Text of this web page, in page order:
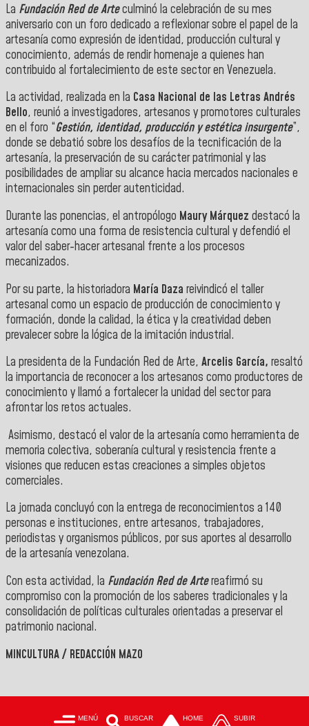
La Fundación Red de Arteculminó la celebración de su mes
aniversario con un foro dedicado a reflexionar sobre el papel de la
artesanía como expresión de identidad, producción cultural y
conocimiento, además de rendir homenaje a quienes han
contribuido al fortalecimiento de este sector en Venezuela.
La actividad, realizada en la Casa Nacional de las Letras Andrés
Bello, reunió a investigadores, artesanos y promotores culturales
en el foro “Gestión, identidad, producción y estética insurgente”,
donde se debatió sobre los desafíos de la tecnificación de la
artesanía, la preservación de su carácter patrimonial y las
posibilidades de ampliar su alcance hacia mercados nacionales e
internacionales sin perder autenticidad.
Durante las ponencias, el antropólogo Maury Márquez destacó la
artesanía como una forma de resistencia cultural y defendió el
valor del saber-hacer artesanal frente a los procesos
mecanizados.
Por su parte, la historiadora María Daza reivindicó el taller
artesanal como un espacio de producción de conocimiento y
formación, donde la calidad, la ética y la creatividad deben
prevalecer sobre la lógica de la imitación industrial.
La presidenta de la Fundación Red de Arte, Arcelis García, resaltó
la importancia de reconocer a los artesanos como productores de
conocimiento y llamó a fortalecer la unidad del sector para
afrontar los retos actuales.
Asimismo, destacó el valor de la artesanía como herramienta de
memoria colectiva, soberanía cultural y resistencia frente a
visiones que reducen estas creaciones a simples objetos
comerciales.
La jornada concluyó con la entrega de reconocimientos a 140
personas e instituciones, entre artesanos, trabajadores,
periodistas y organismos públicos, por sus aportes al desarrollo
de la artesanía venezolana.
Con esta actividad, la Fundación Red de Artereafirmó su
compromiso con la promoción de los saberes tradicionales y la
consolidación de políticas culturales orientadas a preservar el
patrimonio nacional.
MINCULTURA / REDACCIÓN MAZO
MENÚ BUSCAR HOME SUBIR